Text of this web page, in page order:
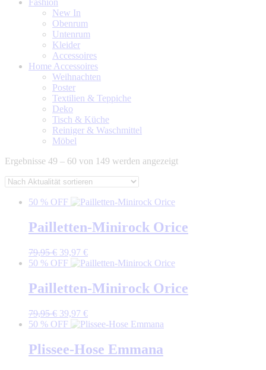
Fashion
New In
Obenrum
Untenrum
Kleider
Accessoires
Home Accessoires
Weihnachten
Poster
Textilien & Teppiche
Deko
Tisch & Küche
Reiniger & Waschmittel
Möbel
Ergebnisse 49 – 60 von 149 werden angezeigtNach
50 % OFF
Pailletten-Minirock Orice
79,95€ Ursprünglicher
Preis
79,95 €
39,97 €Aktueller
Preis
39,97 €.
50 % OFF
Pailletten-Minirock Orice
79,95€ Ursprünglicher
Preis
79,95 €
39,97 €Aktueller
Preis
39,97 €.
50 % OFF
Plissee-Hose Emmana